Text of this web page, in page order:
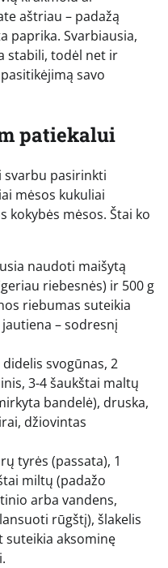
aštriau – padažą
paprika. Svarbiausia,
stabili, todėl net ir
savo
patiekalui
svarbu pasirinkti
mėsos kukuliai
kokybės mėsos. Štai ko
naudoti maišytą
riebesnės) ir 500 g
riebumas suteikia
– sodresnį
didelis svogūnas, 2
3-4 šaukštai maltų
bandelė), druska,
džiovintas
tyrės (passata), 1
miltų (padažo
arba vandens,
rūgštį), šlakelis
suteikia aksominę